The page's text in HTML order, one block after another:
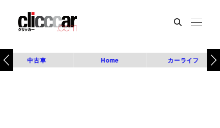
中古車 Home カーライフ